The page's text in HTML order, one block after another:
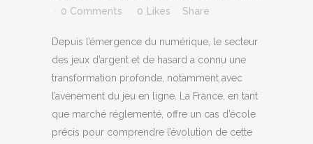
0 Comments
0 Likes Share
Depuis l’émergence du numérique, le secteur
des jeux d’argent et de hasard a connu une
transformation profonde, notamment avec
l’avènement du jeu en ligne. La France, en tant
que marché réglementé, offre un cas d’école
précis pour comprendre l’évolution de cette